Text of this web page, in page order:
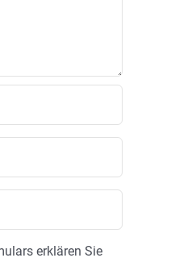
erklären Sie